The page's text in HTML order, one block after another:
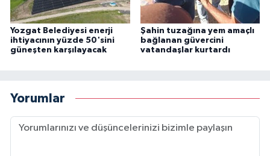
Yozgat Belediyesi enerji
ihtiyacının yüzde 50'sini
güneşten karşılayacak
Şahin tuzağına yem amaçlı
bağlanan güvercini
vatandaşlar kurtardı
Yorumlar